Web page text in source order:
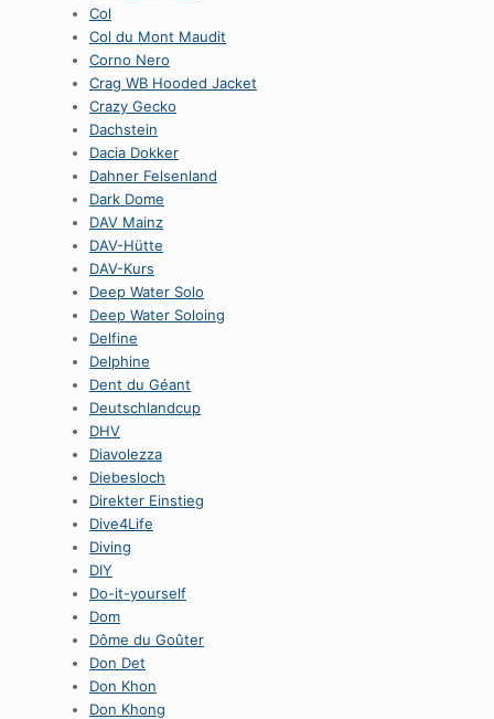
Col
Col du Mont Maudit
Corno Nero
Crag WB Hooded Jacket
Crazy Gecko
Dachstein
Dacia Dokker
Dahner Felsenland
Dark Dome
DAV Mainz
DAV-Hütte
DAV-Kurs
Deep Water Solo
Deep Water Soloing
Delfine
Delphine
Dent du Géant
Deutschlandcup
DHV
Diavolezza
Diebesloch
Direkter Einstieg
Dive4Life
Diving
DIY
Do-it-yourself
Dom
Dôme du Goûter
Don Det
Don Khon
Don Khong